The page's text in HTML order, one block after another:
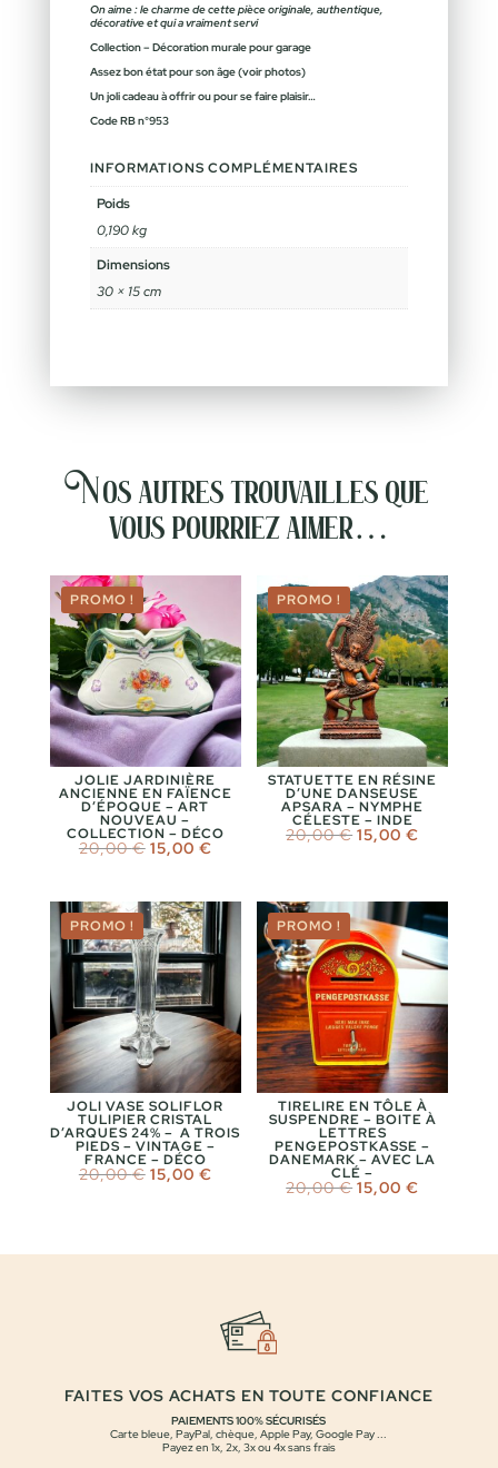
On aime : le charme de cette pièce originale, authentique,
décorative et qui a vraiment servi
Collection – Décoration murale pour garage
Assez bon état pour son âge (voir photos)
Un joli cadeau à offrir ou pour se faire plaisir…
Code RB n°953
INFORMATIONS COMPLÉMENTAIRES
Poids
0,190 kg
Dimensions
30 × 15 cm
Nos autres trouvailles que
vous pourriez aimer…
PROMO !
JOLIE JARDINIÈRE
ANCIENNE EN FAÏENCE
D’ÉPOQUE – ART
NOUVEAU –
COLLECTION – DÉCO
20,00€ Le
prix
20,00 €.
15,00 €Le
15,00 €.
PROMO !
STATUETTE EN RÉSINE
D’UNE DANSEUSE
APSARA – NYMPHE
CÉLESTE – INDE
20,00€ Le
prix
15,00€
PROMO !
JOLI VASE SOLIFLOR
TULIPIER CRISTAL
D’ARQUES 24% – A TROIS
PIEDS – VINTAGE –
FRANCE – DÉCO
20,00€ Le
prix
15,00 €Le
PROMO !
TIRELIRE EN TÔLE À
SUSPENDRE – BOITE À
LETTRES
PENGEPOSTKASSE –
DANEMARK – AVEC LA
CLÉ –
20,00€ Le
prix
15,00€
FAITES VOS ACHATS EN TOUTE CONFIANCE
PAIEMENTS 100% SÉCURISÉS
Carte bleue, PayPal, chèque, Apple Pay, Google Pay ...
Payez en 1x, 2x, 3x ou 4x sans frais